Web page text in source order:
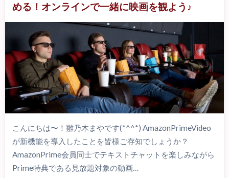
める！オンラインで一緒に映画を観よう♪
こんにちは〜！雛乃木まやです(*^^*) AmazonPrimeVideo
が新機能を導入したことを皆様ご存知でしょうか？
AmazonPrime会員同士でテキストチャットを楽しみながら
Prime特典である見放題対象の動画…